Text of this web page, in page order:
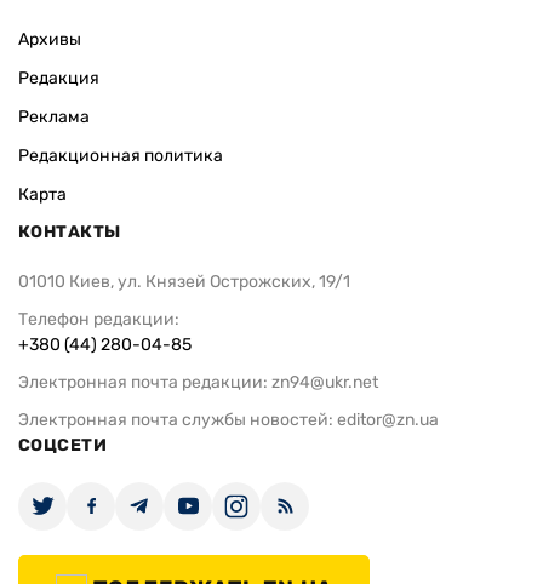
Архивы
Редакция
Реклама
Редакционная политика
Карта
КОНТАКТЫ
01010 Киев, ул. Князей Острожских, 19/1
Телефон редакции:
+380 (44) 280-04-85
Электронная почта редакции: zn94@ukr.net
Электронная почта службы новостей: editor@zn.ua
СОЦСЕТИ